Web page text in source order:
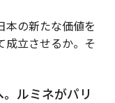
本の新たな価値を
成立させるか。そ
ルミネがパリ